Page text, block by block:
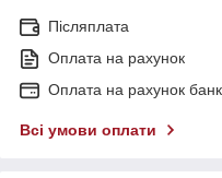
Післяплата
Оплата на рахунок
Оплата на рахунок
Всі умови оплати